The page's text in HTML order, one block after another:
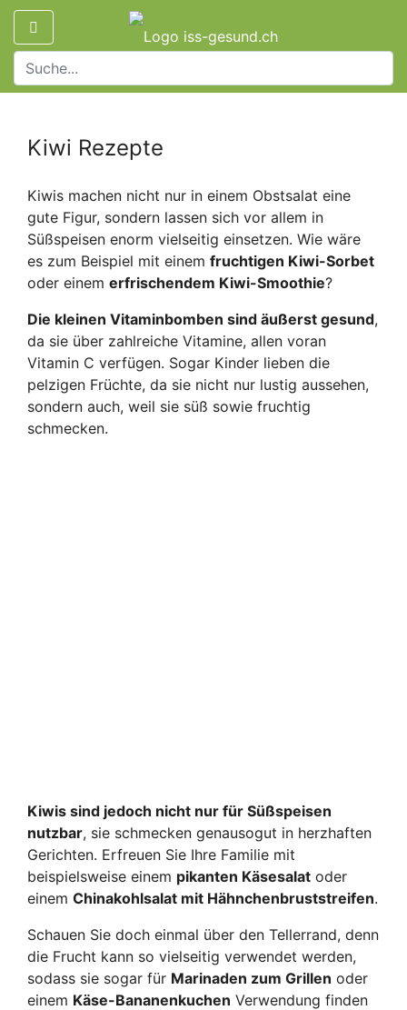
Kiwi Rezepte
Kiwis machen nicht nur in einem Obstsalat eine
gute Figur, sondern lassen sich vor allem in
Süßspeisen enorm vielseitig einsetzen. Wie wäre
es zum Beispiel mit einem fruchtigen Kiwi-Sorbet
oder einem erfrischendem Kiwi-Smoothie?
Die kleinen Vitaminbomben sind äußerst gesund,
da sie über zahlreiche Vitamine, allen voran
Vitamin C verfügen. Sogar Kinder lieben die
pelzigen Früchte, da sie nicht nur lustig aussehen,
sondern auch, weil sie süß sowie fruchtig
schmecken.
Kiwis sind jedoch nicht nur für Süßspeisen
nutzbar, sie schmecken genausogut in herzhaften
Gerichten. Erfreuen Sie Ihre Familie mit
beispielsweise einem pikanten Käsesalat oder
einem Chinakohlsalat mit Hähnchenbruststreifen.
Schauen Sie doch einmal über den Tellerrand, denn
die Frucht kann so vielseitig verwendet werden,
sodass sie sogar für Marinaden zum Grillen oder
einem Käse-Bananenkuchen Verwendung finden